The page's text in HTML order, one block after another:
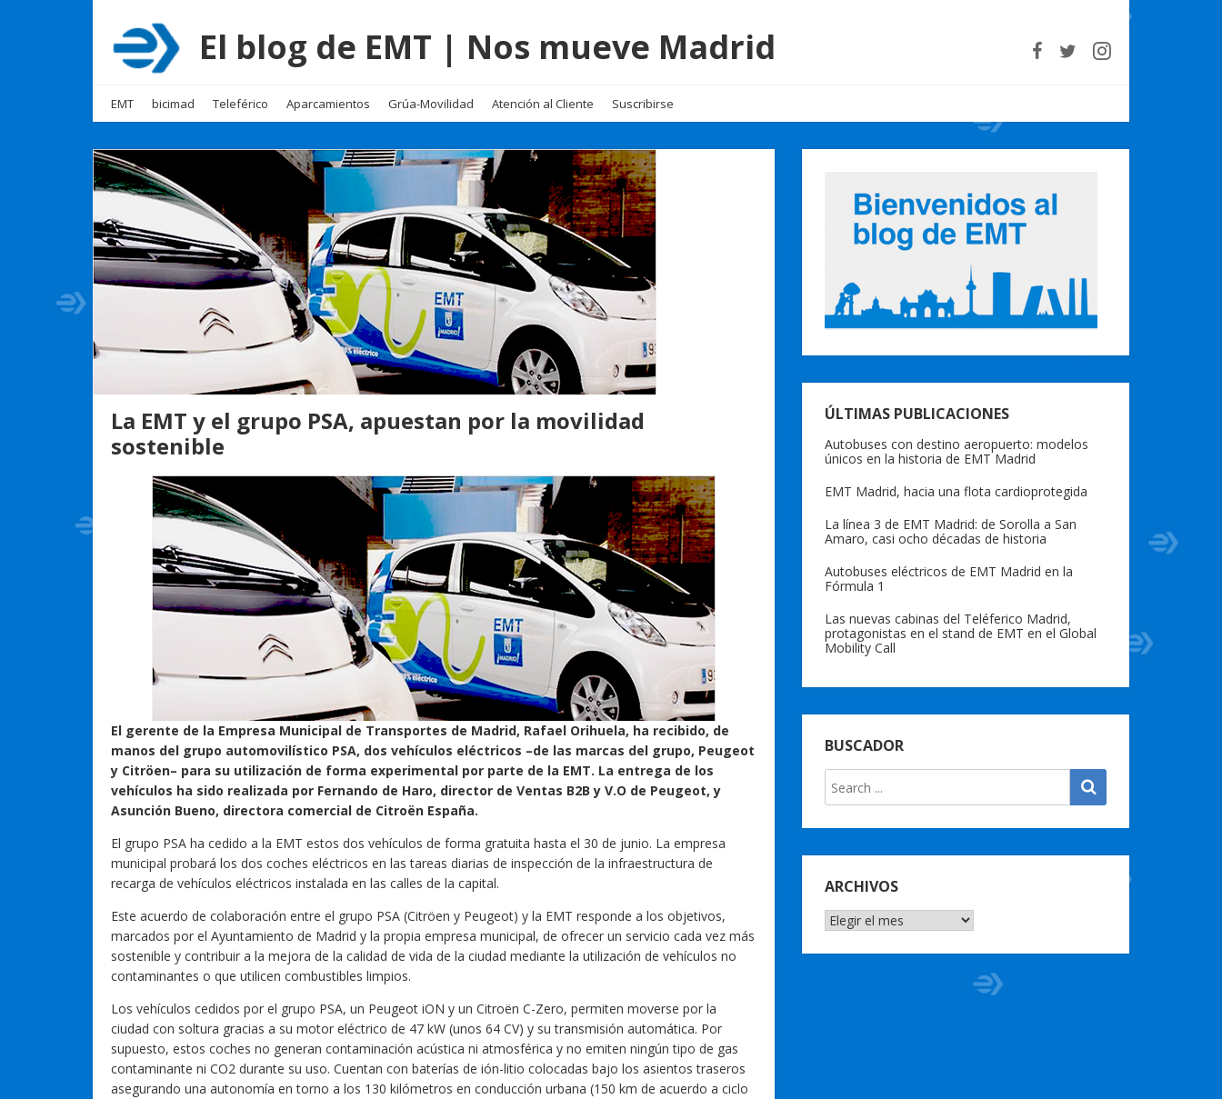
El blog de EMT | Nos mueve Madrid
EMT bicimad Teleférico Aparcamientos Grúa-Movilidad Atención al Cliente Suscribirse
La EMT y el grupo PSA, apuestan por la movilidad
sostenible
El gerente de la Empresa Municipal de Transportes de Madrid, Rafael Orihuela, ha recibido, de
manos del grupo automovilístico PSA, dos vehículos eléctricos –de las marcas del grupo, Peugeot
y Citröen– para su utilización de forma experimental por parte de la EMT. La entrega de los
vehículos ha sido realizada por Fernando de Haro, director de Ventas B2B y V.O de Peugeot, y
Asunción Bueno, directora comercial de Citroën España.
El grupo PSA ha cedido a la EMT estos dos vehículos de forma gratuita hasta el 30 de junio. La empresa
municipal probará los dos coches eléctricos en las tareas diarias de inspección de la infraestructura de
recarga de vehículos eléctricos instalada en las calles de la capital.
Este acuerdo de colaboración entre el grupo PSA (Citröen y Peugeot) y la EMT responde a los objetivos,
marcados por el Ayuntamiento de Madrid y la propia empresa municipal, de ofrecer un servicio cada vez más
sostenible y contribuir a la mejora de la calidad de vida de la ciudad mediante la utilización de vehículos no
contaminantes o que utilicen combustibles limpios.
Los vehículos cedidos por el grupo PSA, un Peugeot iON y un Citroën C-Zero, permiten moverse por la
ciudad con soltura gracias a su motor eléctrico de 47 kW (unos 64 CV) y su transmisión automática. Por
supuesto, estos coches no generan contaminación acústica ni atmosférica y no emiten ningún tipo de gas
contaminante ni CO2 durante su uso. Cuentan con baterías de ión-litio colocadas bajo los asientos traseros
asegurando una autonomía en torno a los 130 kilómetros en conducción urbana (150 km de acuerdo a ciclo
ÚLTIMAS PUBLICACIONES
Autobuses con destino aeropuerto: modelos
únicos en la historia de EMT Madrid
EMT Madrid, hacia una flota cardioprotegida
La línea 3 de EMT Madrid: de Sorolla a San
Amaro, casi ocho décadas de historia
Autobuses eléctricos de EMT Madrid en la
Fórmula 1
Las nuevas cabinas del Teléferico Madrid,
protagonistas en el stand de EMT en el Global
Mobility Call
BUSCADOR
ARCHIVOS
ARCHIVOS